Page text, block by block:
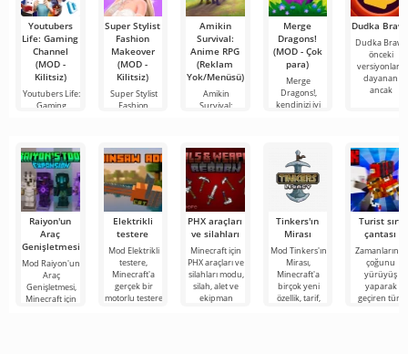
Youtubers
Life: Gaming
Channel
(MOD -
Kilitsiz)
Youtubers Life:
Gaming
Super Stylist
Fashion
Makeover
(MOD -
Kilitsiz)
Super Stylist
Fashion
Amikin
Survival:
Anime RPG
(Reklam
Yok/Menüsü)
Amikin
Survival:
Merge
Dragons!
(MOD - Çok
para)
Merge
Dragons!,
kendinizi iyi
Dudka Brawl
Dudka Brawl,
önceki
versiyonlara
dayanan
ancak
Raiyon'un
Araç
Genişletmesi
Mod Raiyon'un
Araç
Genişletmesi,
Minecraft için
Elektrikli
testere
Mod Elektrikli
testere,
Minecraft'a
gerçek bir
motorlu testere
PHX araçları
ve silahları
Minecraft için
PHX araçları ve
silahları modu,
silah, alet ve
ekipman
Tinkers'ın
Mirası
Mod Tinkers'ın
Mirası,
Minecraft'a
birçok yeni
özellik, tarif,
Turist sırt
çantası
Zamanlarının
çoğunu
yürüyüş
yaparak
geçiren tüm